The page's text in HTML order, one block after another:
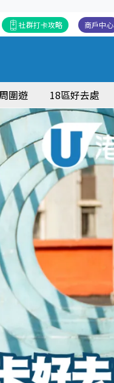
商戶中心
社群打卡攻略
圍遊 18區好去處